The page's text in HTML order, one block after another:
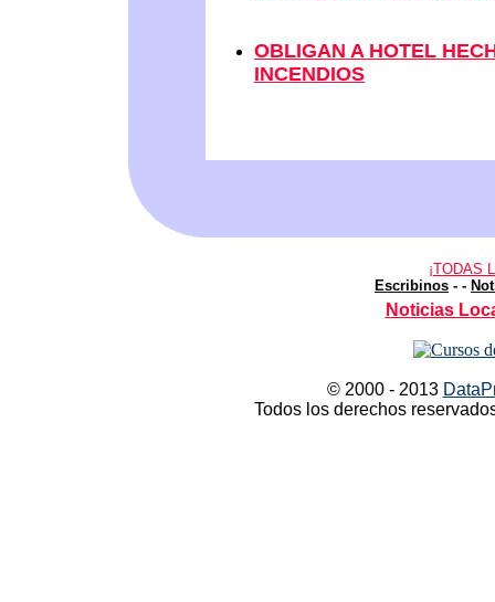
OBLIGAN A HOTEL
INCENDIOS
¡TODAS
Escribinos - -
Noticias
© 2000 - 2013
Todos los derechos